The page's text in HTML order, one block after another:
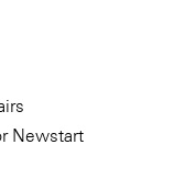
Newstart